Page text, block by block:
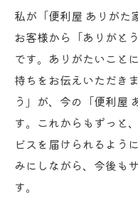
私が「便利屋 ありがた
お客様から「ありがと
です。ありがたいこと
持ちをお伝えいただき
う」が、今の「便利屋
す。これからもずっと
ビスを届けられるよう
みにしながら、今後も
す。